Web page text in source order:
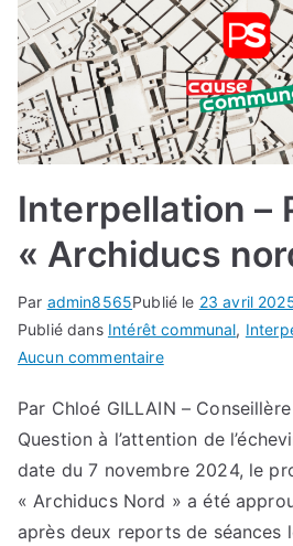
Interpellation –
« Archiducs
Par admin8565Publié le 23 avril
Publié dans Intérêt communal,
Aucun commentairesur
–
Permis
« Archiducs
nord »
Par Chloé GILLAIN –
Question à l’attention de
date du 7 novembre 2024, le
« Archiducs Nord » a été
après deux reports de